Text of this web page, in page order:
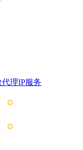
理IP服务